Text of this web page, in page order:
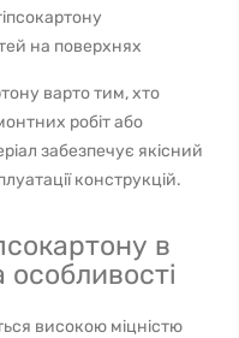
на поверхнях
варто тим, хто
робіт або
забезпечує якісний
конструкцій.
в
високою міцністю